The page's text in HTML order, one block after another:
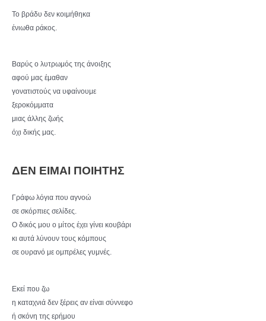
Το βράδυ δεν κοιμήθηκα
ένιωθα ράκος.
Βαρύς ο λυτρωμός της άνοιξης
αφού μας έμαθαν
γονατιστούς να υφαίνουμε
ξεροκόμματα
μιας άλλης ζωής
όχι δικής μας.
ΔΕΝ ΕΙΜΑΙ ΠΟΙΗΤΗΣ
Γράφω λόγια που αγνοώ
σε σκόρπιες σελίδες.
Ο δικός μου ο μίτος έχει γίνει κουβάρι
κι αυτά λύνουν τους κόμπους
σε ουρανό με ομπρέλες γυμνές.
Εκεί που ζω
η καταχνιά δεν ξέρεις αν είναι σύννεφο
ή σκόνη της ερήμου